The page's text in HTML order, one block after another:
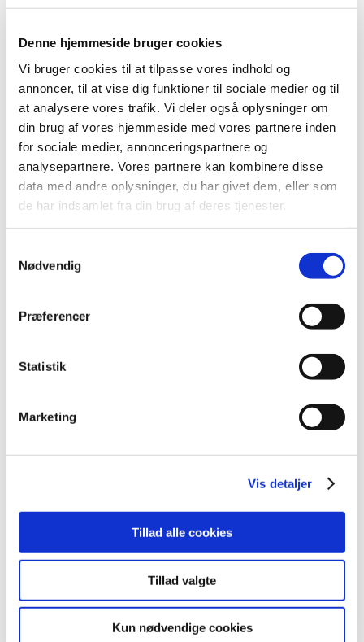
Denne hjemmeside bruger cookies
Vi bruger cookies til at tilpasse vores indhold og
annoncer, til at vise dig funktioner til sociale medier og til
at analysere vores trafik. Vi deler også oplysninger om
din brug af vores hjemmeside med vores partnere inden
for sociale medier, annonceringspartnere og
analysepartnere. Vores partnere kan kombinere disse
data med andre oplysninger, du har givet dem, eller som
de har indsamlet fra din brug af deres tjenester.
Nødvendig
Præferencer
Statistik
Marketing
Vis detaljer
Tillad alle cookies
Tillad valgte
Kun nødvendige cookies
ansigtsmasker og visirer og håndsprit flere steder i
Ændring af udleveringsgruppe for lægemidler,
der indeholder det aktive stof
hydroxychloroquin
Udleveringsgruppen er ændret fra B til NBS, hvilket
betyder, at lægemidlerne kun kan udleveres på…
værnemidlerne
som håndsprit, ansigtsmasker og visirer, der er vigtige i …
Eksport af personlige værnemidler uden for EU
EU-Kommissionen har hastevedtaget en begrænsning i
Ny EU-vejledning om cybersikkerhed
EU-kommissionen har udarbejdet en ny vejledning om
cybersikkerhed, hvor producenter af medicinsk udstyr
Global aktion mod ulovlig medicin og
medicinsk udstyr